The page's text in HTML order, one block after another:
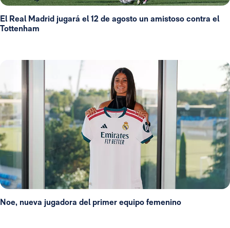
El Real Madrid jugará el 12 de agosto un amistoso contra el
Tottenham
Noe, nueva jugadora del primer equipo femenino